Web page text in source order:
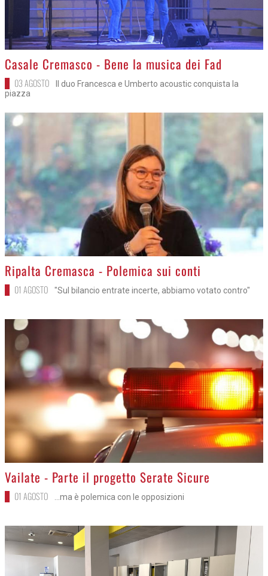
>
Casale Cremasco - Bene la musica dei Fad
03 AGOSTO
Il duo Francesca e Umberto acoustic conquista la
piazza
>
Ripalta Cremasca - Polemica sui conti
01 AGOSTO "Sul bilancio entrate incerte, abbiamo votato contro"
>
Vailate - Parte il progetto Serate Sicure
01 AGOSTO ...ma è polemica con le opposizioni